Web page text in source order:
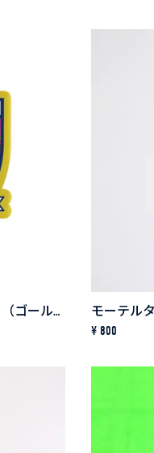
エンブレムキラステッカー（ゴールド）
¥ 800